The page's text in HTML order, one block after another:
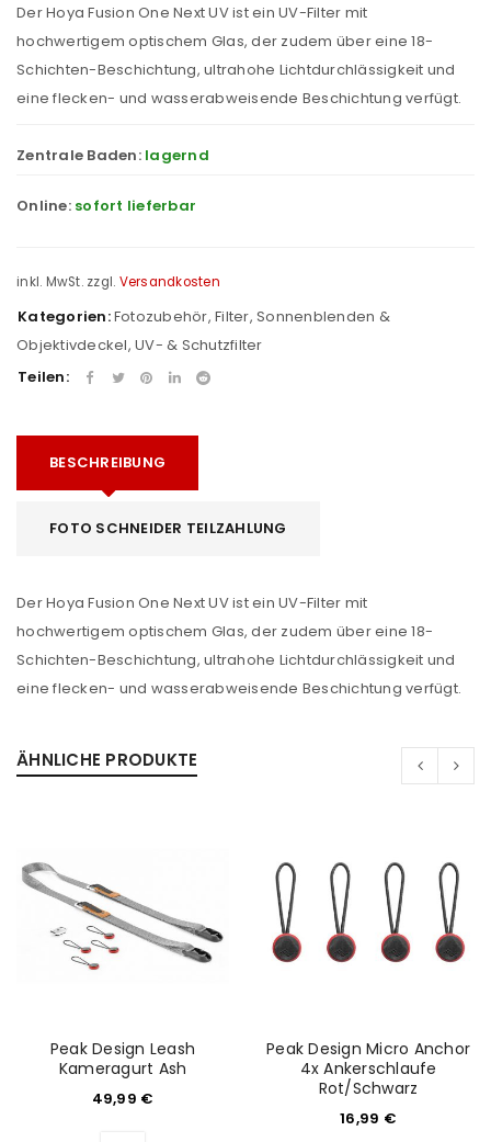
ANMELDEN
Der Hoya Fusion One Next UV ist ein UV-Filter mit
hochwertigem optischem Glas, der zudem über eine 18-
Schichten-Beschichtung, ultrahohe Lichtdurchlässigkeit und
eine flecken- und wasserabweisende Beschichtung verfügt.
Zentrale Baden: lagernd
Online: sofort lieferbar
inkl. MwSt. zzgl. Versandkosten
Kategorien:Fotozubehör, Filter, Sonnenblenden &
Objektivdeckel, UV- & Schutzfilter
Teilen:
BESCHREIBUNG
FOTO SCHNEIDER TEILZAHLUNG
Der Hoya Fusion One Next UV ist ein UV-Filter mit
hochwertigem optischem Glas, der zudem über eine 18-
Schichten-Beschichtung, ultrahohe Lichtdurchlässigkeit und
eine flecken- und wasserabweisende Beschichtung verfügt.
ÄHNLICHE PRODUKTE
Peak Design Leash
Kameragurt Ash
49,99 €
Peak Design Micro Anchor
4x Ankerschlaufe
Rot/Schwarz
16,99 €